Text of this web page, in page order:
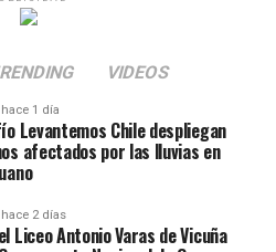
VIDEOS
hace 1 día
Levantemos Chile despliegan
afectados por las lluvias en
hace 2 días
Liceo Antonio Varas de Vicuña